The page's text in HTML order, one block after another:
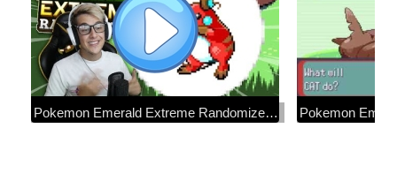
Pokemon Emerald Extreme Randomizer • EVERYTHING IS CHANGED! • #01 Pokemon